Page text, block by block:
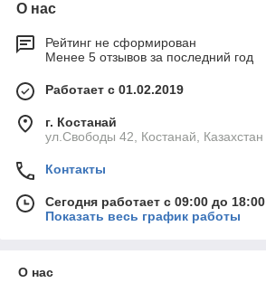
О нас
Рейтинг не сформирован
Менее 5 отзывов за последний год
Работает с 01.02.2019
г. Костанай
ул.Свободы 42, Костанай, Казахстан
Контакты
Сегодня работает с 09:00 до 18:00
Показать весь график работы
О нас